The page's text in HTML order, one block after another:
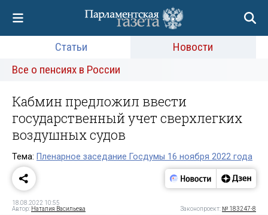
Статьи
Новости
Все о пенсиях в России
Кабмин предложил ввести
государственный учет сверхлегких
воздушных судов
Тема: Пленарное заседание Госдумы 16 ноября 2022 года
18.08.2022 10:55
Автор: Наталия Васильева Законопроект: № 183247-8